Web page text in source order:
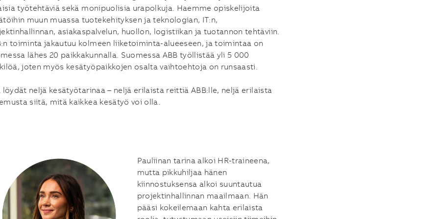
työtehtäviä sekä monipuolisia urapolkuja. Haemme opiskelijoita
muun muassa tuotekehityksen ja teknologian, IT:n,
asiakaspalvelun, huollon, logistiikan ja tuotannon tehtäviin.
toiminta jakautuu kolmeen liiketoiminta-alueeseen, ja toimintaa on
lähes 20 paikkakunnalla. Suomessa ABB työllistää yli 5 000
joten myös kesätyöpaikkojen osalta vaihtoehtoja on runsaasti.
löydät neljä kesätyötarinaa – neljä erilaista reittiä ABB:lle, neljä erilaista
siitä, mitä kaikkea kesätyö voi olla.
Pauliinan tarina alkoi HR-traineena,
mutta pikkuhiljaa hänen
kiinnostuksensa alkoi suuntautua
projektinhallinnan maailmaan. Hän
pääsi kokeilemaan kahta erilaista